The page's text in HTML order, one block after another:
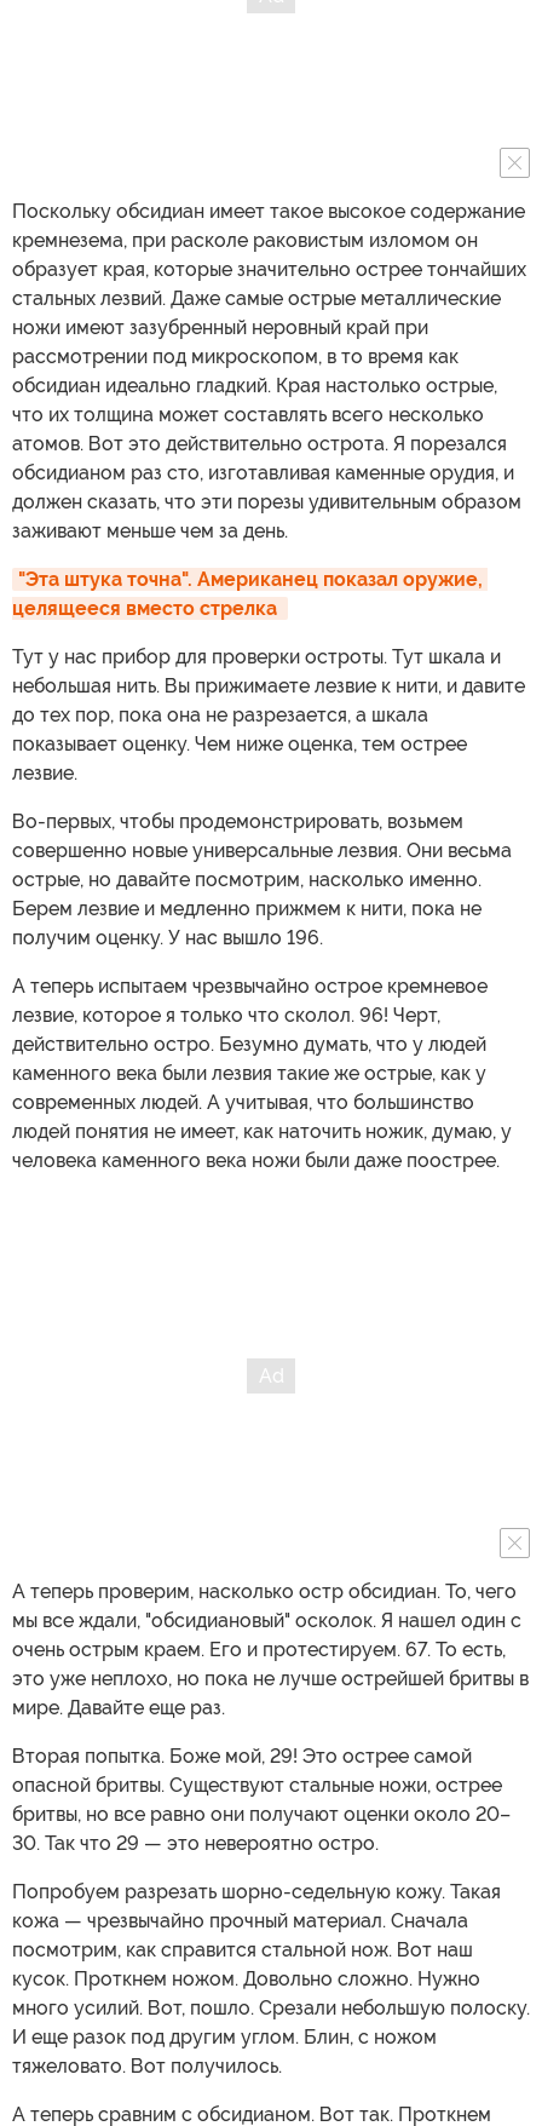
Поскольку обсидиан имеет такое высокое содержание
кремнезема, при расколе раковистым изломом он
образует края, которые значительно острее тончайших
стальных лезвий. Даже самые острые металлические
ножи имеют зазубренный неровный край при
рассмотрении под микроскопом, в то время как
обсидиан идеально гладкий. Края настолько острые,
что их толщина может составлять всего несколько
атомов. Вот это действительно острота. Я порезался
обсидианом раз сто, изготавливая каменные орудия, и
должен сказать, что эти порезы удивительным образом
заживают меньше чем за день.
"Эта штука точна". Американец показал оружие,
целящееся вместо стрелка
Тут у нас прибор для проверки остроты. Тут шкала и
небольшая нить. Вы прижимаете лезвие к нити, и давите
до тех пор, пока она не разрезается, а шкала
показывает оценку. Чем ниже оценка, тем острее
лезвие.
Во-первых, чтобы продемонстрировать, возьмем
совершенно новые универсальные лезвия. Они весьма
острые, но давайте посмотрим, насколько именно.
Берем лезвие и медленно прижмем к нити, пока не
получим оценку. У нас вышло 196.
А теперь испытаем чрезвычайно острое кремневое
лезвие, которое я только что сколол. 96! Черт,
действительно остро. Безумно думать, что у людей
каменного века были лезвия такие же острые, как у
современных людей. А учитывая, что большинство
людей понятия не имеет, как наточить ножик, думаю, у
человека каменного века ножи были даже поострее.
А теперь проверим, насколько остр обсидиан. То, чего
мы все ждали, "обсидиановый" осколок. Я нашел один с
очень острым краем. Его и протестируем. 67. То есть,
это уже неплохо, но пока не лучше острейшей бритвы в
мире. Давайте еще раз.
Вторая попытка. Боже мой, 29! Это острее самой
опасной бритвы. Существуют стальные ножи, острее
бритвы, но все равно они получают оценки около 20–
30. Так что 29 — это невероятно остро.
Попробуем разрезать шорно-седельную кожу. Такая
кожа — чрезвычайно прочный материал. Сначала
посмотрим, как справится стальной нож. Вот наш
кусок. Проткнем ножом. Довольно сложно. Нужно
много усилий. Вот, пошло. Срезали небольшую полоску.
И еще разок под другим углом. Блин, с ножом
тяжеловато. Вот получилось.
А теперь сравним с обсидианом. Вот так. Проткнем